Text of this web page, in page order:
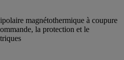
magnétothermique à coupure
la protection et le